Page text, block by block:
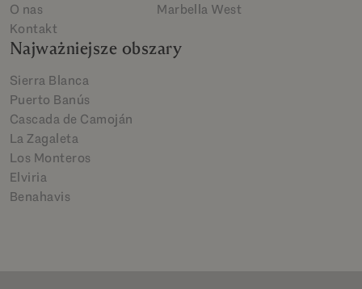
O nas
Kontakt
Marbella West
Najważniejsze obszary
Sierra Blanca
Puerto Banús
Cascada de Camoján
La Zagaleta
Los Monteros
Elviria
Benahavis